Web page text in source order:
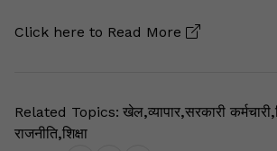
Click here to Read More
Related Topics: खेल,व्यापार,सरकारी कर्मचारी,
राजनीति,शिक्षा